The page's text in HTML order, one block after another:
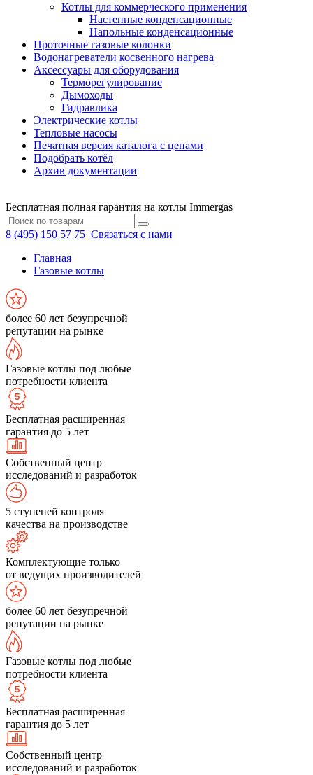
Котлы для коммерческого применения
Настенные конденсационные
Напольные конденсационные
Проточные газовые колонки
Водонагреватели косвенного нагрева
Аксессуары для оборудования
Терморегулирование
Дымоходы
Гидравлика
Электрические котлы
Тепловые насосы
Печатная версия каталога с ценами
Подобрать котёл
Архив документации
Бесплатная полная гарантия на котлы Immergas
8 (495) 150 57 75 Связаться с нами
Главная
Газовые котлы
более 60 лет безупречной
репутации на рынке
Газовые котлы под любые
потребности клиента
Бесплатная расширенная
гарантия до 5 лет
Собственный центр
исследований и разработок
5 ступеней контроля
качества на производстве
Комплектующие только
от ведущих производителей
более 60 лет безупречной
репутации на рынке
Газовые котлы под любые
потребности клиента
Бесплатная расширенная
гарантия до 5 лет
Собственный центр
исследований и разработок